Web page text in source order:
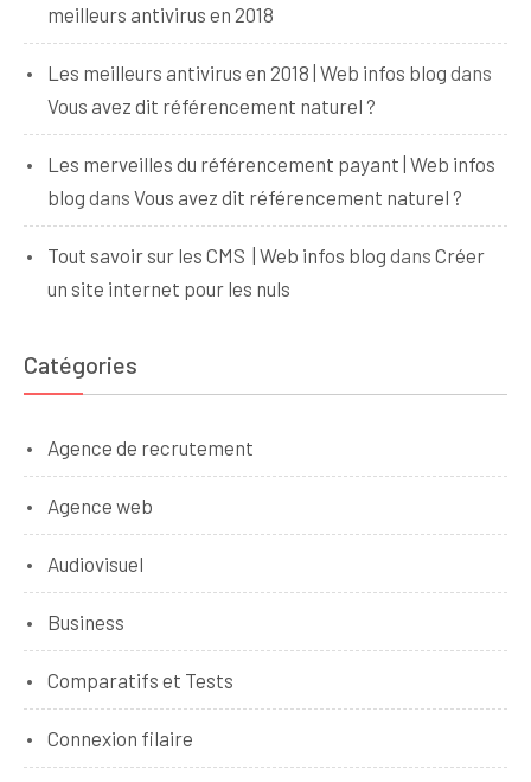
meilleurs antivirus en 2018
Les meilleurs antivirus en 2018 | Web infos blog dans
Vous avez dit référencement naturel ?
Les merveilles du référencement payant | Web infos
blog dans Vous avez dit référencement naturel ?
Tout savoir sur les CMS | Web infos blog dans Créer
un site internet pour les nuls
Catégories
Agence de recrutement
Agence web
Audiovisuel
Business
Comparatifs et Tests
Connexion filaire